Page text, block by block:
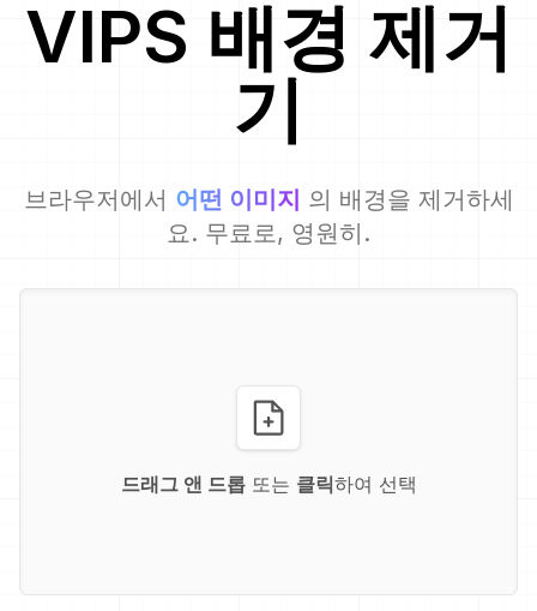
VIPS 배경 제거
기
브라우저에서 어떤 이미지 의 배경을 제거하세
요. 무료로, 영원히.
드래그 앤 드롭또는 클릭하여 선택